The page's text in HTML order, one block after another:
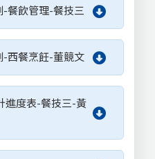
-餐飲管理-餐技三
-西餐烹飪-董競文
進度表-餐技三-黃